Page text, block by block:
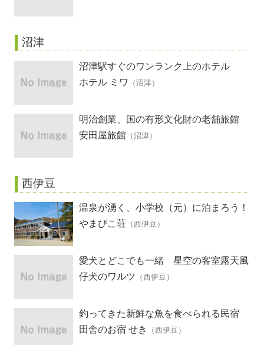
沼津
沼津駅すぐのワンランク上のホテル
ホテル ミワ
（沼津）
明治創業、国の有形文化財の老舗旅館
安田屋旅館 （沼津）
西伊豆
温泉が湧く、小学校（元）に泊まろう！
やまびこ荘 （西伊豆）
愛犬とどこでも一緒 星空の客室露天風
呂の宿
仔犬のワルツ （西伊豆）
釣ってきた新鮮な魚を食べられる民宿
田舎のお宿 せき
（西伊豆）